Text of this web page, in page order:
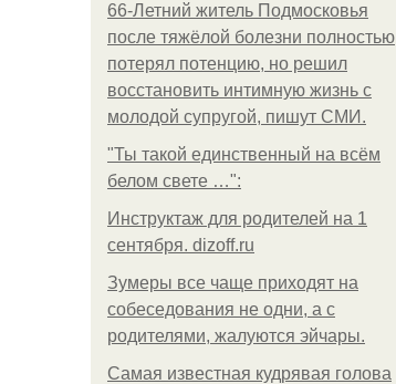
66-Летний житель Подмосковья
после тяжёлой болезни полностью
потерял потенцию, но решил
восстановить интимную жизнь с
молодой супругой, пишут СМИ.
"Ты такой единственный на всём
белом свете …":
Инструктаж для родителей на 1
сентября. dizoff.ru
Зумеры все чаще приходят на
собеседования не одни, а с
родителями, жалуются эйчары.
Самая известная кудрявая голова